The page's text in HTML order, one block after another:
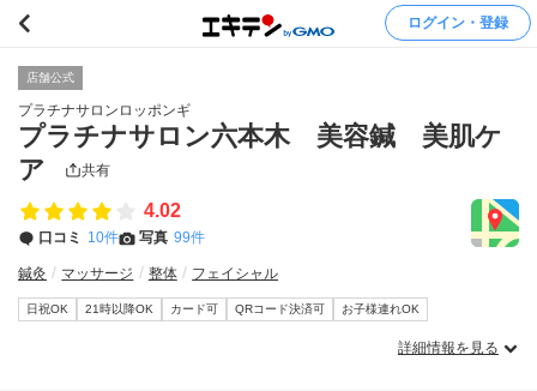
ログイン・登録
店舗公式
プラチナサロンロッポンギ
プラチナサロン六本木 美容鍼 美肌ケ
ア
共有
4.02
口コミ 10件 写真 99件
鍼灸 マッサージ 整体 フェイシャル
日祝OK 21時以降OK カード可 QRコード決済可 お子様連れOK
詳細情報を見る